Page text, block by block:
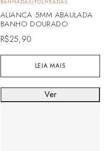
LEIA MAIS
BANHADAS/FOLHEADAS
ALIANCA 5MM ABAULADA
BANHO DOURADO
R$25,90
Ver